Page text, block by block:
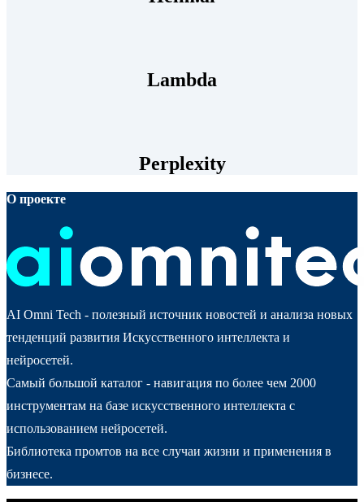
Lambda
Perplexity
О проекте
AI Omni Tech - полезный источник новостей и анализа новых
тенденций развития Искусственного интеллекта и
нейросетей.
Самый большой каталог - навигация по более чем 2000
инструментам на базе искусственного интеллекта с
использованием нейросетей.
Библиотека промтов на все случаи жизни и применения в
бизнесе.